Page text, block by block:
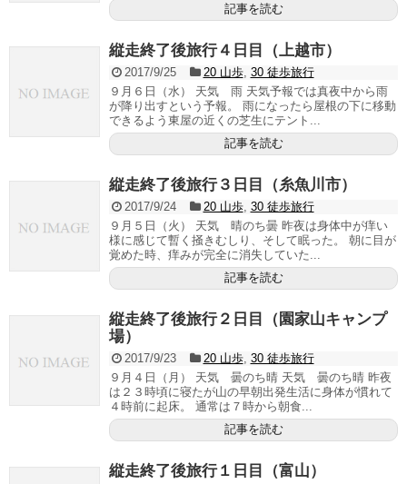
記事を読む
縦走終了後旅行４日目（上越市）
2017/9/25 20 山歩, 30 徒歩旅行
９月６日（水） 天気 雨 天気予報では真夜中から雨
が降り出すという予報。 雨になったら屋根の下に移動
できるよう東屋の近くの芝生にテント...
記事を読む
縦走終了後旅行３日目（糸魚川市）
2017/9/24 20 山歩, 30 徒歩旅行
９月５日（火） 天気 晴のち曇 昨夜は身体中が痒い
様に感じて暫く掻きむしり、そして眠った。 朝に目が
覚めた時、痒みが完全に消失していた...
記事を読む
縦走終了後旅行２日目（園家山キャンプ
場）
2017/9/23 20 山歩, 30 徒歩旅行
９月４日（月） 天気 曇のち晴 天気 曇のち晴 昨夜
は２３時頃に寝たが山の早朝出発生活に身体が慣れて
４時前に起床。 通常は７時から朝食...
記事を読む
縦走終了後旅行１日目（富山）